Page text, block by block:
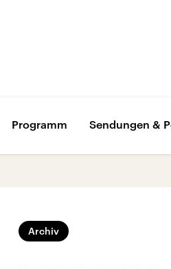
Programm Sendungen &
Archiv